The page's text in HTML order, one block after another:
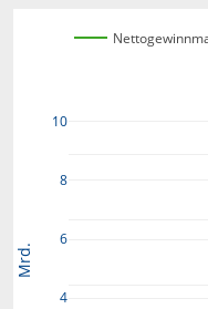
4
6
8
10
Mrd.